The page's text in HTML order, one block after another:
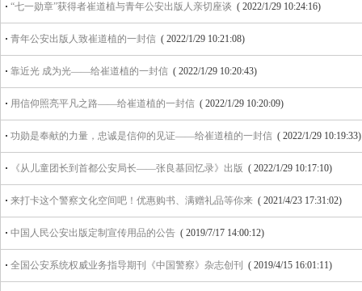
· “七一勋章”获得者崔道植与青年公安出版人亲切座谈 ( 2022/1/29 10:24:16)
· 青年公安出版人致崔道植的一封信 ( 2022/1/29 10:21:08)
· 靠近光 成为光——给崔道植的一封信 ( 2022/1/29 10:20:43)
· 用信仰照亮平凡之路——给崔道植的一封信 ( 2022/1/29 10:20:09)
· 功勋是奉献的力量，忠诚是信仰的见证——给崔道植的一封信 ( 2022/1/29 10:19:33)
· 《从儿童团长到首都公安局长——张良基回忆录》出版 ( 2022/1/29 10:17:10)
· 来打卡这个警察文化空间吧！优惠购书、满赠礼品等你来 ( 2021/4/23 17:31:02)
· 中国人民公安出版定制宣传用品的公告 ( 2019/7/17 14:00:12)
· 全国公安系统权威业务指导期刊《中国警察》杂志创刊 ( 2019/4/15 16:01:11)